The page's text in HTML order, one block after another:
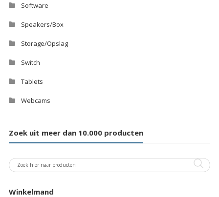
Software
Speakers/Box
Storage/Opslag
Switch
Tablets
Webcams
Zoek uit meer dan 10.000 producten
Winkelmand